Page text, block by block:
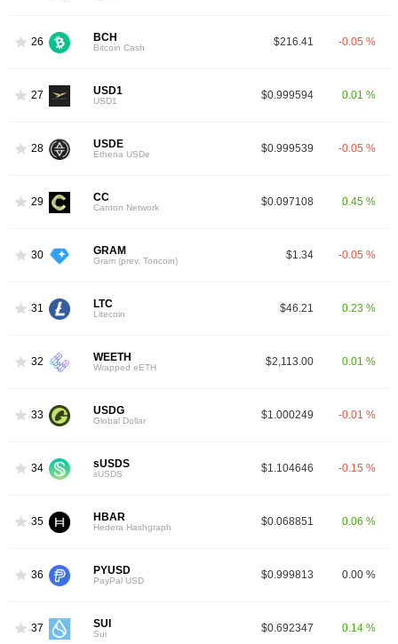
26 BCH
Bitcoin Cash $216.41 -0.05 %
27 USD1
USD1 $0.999594 0.01 %
28 USDE
Ethena USDe $0.999539 -0.05 %
29 CC
Canton Network $0.097108 0.45 %
30 GRAM
Gram (prev. Toncoin) $1.34 -0.05 %
31 LTC
Litecoin $46.21 0.23 %
32 WEETH
Wrapped eETH $2,113.00 0.01 %
33 USDG
Global Dollar $1.000249 -0.01 %
34 sUSDS
sUSDS $1.104646 -0.15 %
35 HBAR
Hedera Hashgraph $0.068851 0.06 %
36 PYUSD
PayPal USD $0.999813 0.00 %
37 SUI
Sui $0.692347 0.14 %